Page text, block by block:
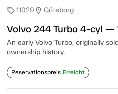
sell11029 location_on Göteborg
Volvo 244 Turbo 4-cyl —
An early Volvo Turbo, originally
ownership history.
Reservationspreis Erreicht